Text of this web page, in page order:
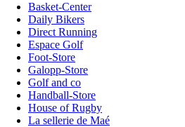
Basket-Center
Daily Bikers
Direct Running
Espace Golf
Foot-Store
Galopp-Store
Golf and co
Handball-Store
House of Rugby
La sellerie de Maé